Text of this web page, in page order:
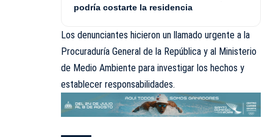
podría costarte la residencia
Los denunciantes hicieron un llamado urgente a la
Procuraduría General de la República y al Ministerio
de Medio Ambiente para investigar los hechos y
establecer responsabilidades.